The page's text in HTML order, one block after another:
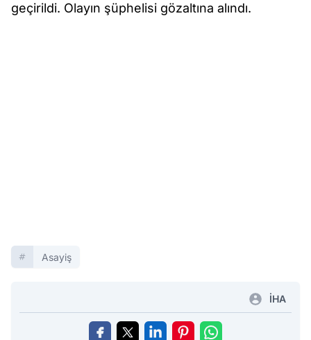
geçirildi. Olayın şüphelisi gözaltına alındı.
Asayiş
İHA